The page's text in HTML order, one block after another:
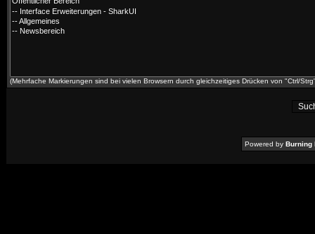
(Mehrfache Markierungen sind bei vielen Browsern durch gleichzeitiges Drücken von "Ctrl/
Powered by Burning